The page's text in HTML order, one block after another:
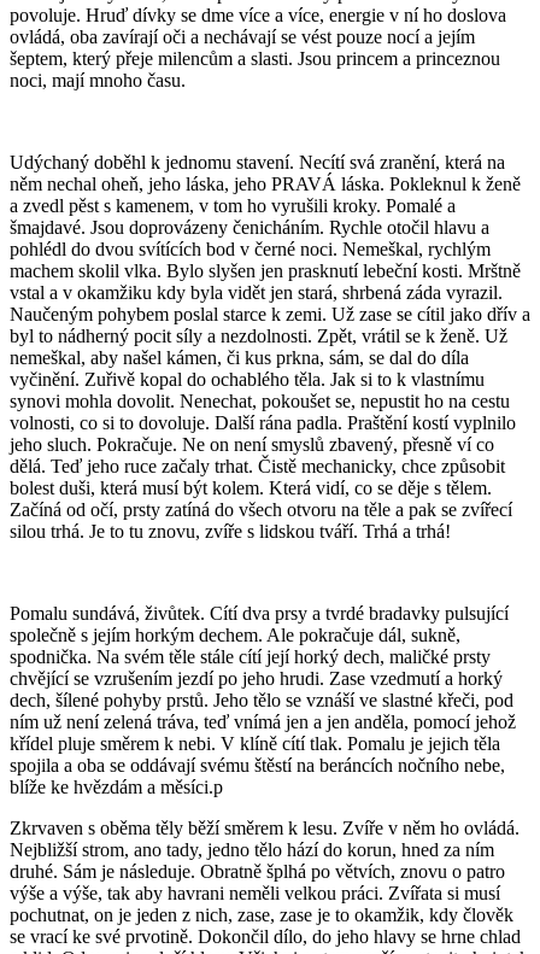
povoluje. Hruď dívky se dme více a více, energie v ní ho doslova
ovládá, oba zavírají oči a nechávají se vést pouze nocí a jejím
šeptem, který přeje milencům a slasti. Jsou princem a princeznou
noci, mají mnoho času.
Udýchaný doběhl k jednomu stavení. Necítí svá zranění, která na
něm nechal oheň, jeho láska, jeho PRAVÁ láska. Pokleknul k ženě
a zvedl pěst s kamenem, v tom ho vyrušili kroky. Pomalé a
šmajdavé. Jsou doprovázeny čenicháním. Rychle otočil hlavu a
pohlédl do dvou svítících bod v černé noci. Nemeškal, rychlým
machem skolil vlka. Bylo slyšen jen prasknutí lebeční kosti. Mrštně
vstal a v okamžiku kdy byla vidět jen stará, shrbená záda vyrazil.
Naučeným pohybem poslal starce k zemi. Už zase se cítil jako dřív a
byl to nádherný pocit síly a nezdolnosti. Zpět, vrátil se k ženě. Už
nemeškal, aby našel kámen, či kus prkna, sám, se dal do díla
vyčinění. Zuřivě kopal do ochablého těla. Jak si to k vlastnímu
synovi mohla dovolit. Nenechat, pokoušet se, nepustit ho na cestu
volnosti, co si to dovoluje. Další rána padla. Praštění kostí vyplnilo
jeho sluch. Pokračuje. Ne on není smyslů zbavený, přesně ví co
dělá. Teď jeho ruce začaly trhat. Čistě mechanicky, chce způsobit
bolest duši, která musí být kolem. Která vidí, co se děje s tělem.
Začíná od očí, prsty zatíná do všech otvoru na těle a pak se zvířecí
silou trhá. Je to tu znovu, zvíře s lidskou tváří. Trhá a trhá!
Pomalu sundává, živůtek. Cítí dva prsy a tvrdé bradavky pulsující
společně s jejím horkým dechem. Ale pokračuje dál, sukně,
spodnička. Na svém těle stále cítí její horký dech, maličké prsty
chvějící se vzrušením jezdí po jeho hrudi. Zase vzedmutí a horký
dech, šílené pohyby prstů. Jeho tělo se vznáší ve slastné křeči, pod
ním už není zelená tráva, teď vnímá jen a jen anděla, pomocí jehož
křídel pluje směrem k nebi. V klíně cítí tlak. Pomalu je jejich těla
spojila a oba se oddávají svému štěstí na beráncích nočního nebe,
blíže ke hvězdám a měsíci.p
Zkrvaven s oběma těly běží směrem k lesu. Zvíře v něm ho ovládá.
Nejbližší strom, ano tady, jedno tělo hází do korun, hned za ním
druhé. Sám je následuje. Obratně šplhá po větvích, znovu o patro
výše a výše, tak aby havrani neměli velkou práci. Zvířata si musí
pochutnat, on je jeden z nich, zase, zase je to okamžik, kdy člověk
se vrací ke své prvotině. Dokončil dílo, do jeho hlavy se hrne chlad